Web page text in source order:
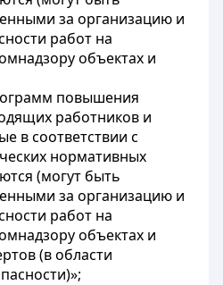
за организацию и
работ на
объектах и
повышения
работников и
в соответствии с
нормативных
(могут быть
за организацию и
работ на
объектах и
(в области